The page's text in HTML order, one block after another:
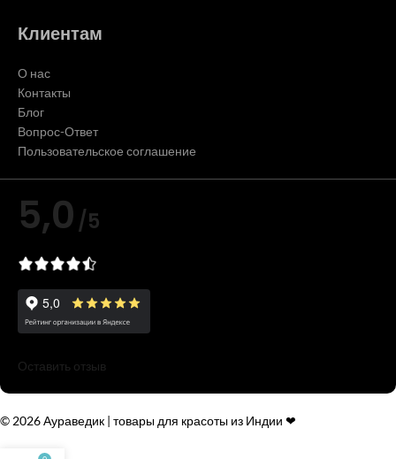
Клиентам
О нас
Контакты
Блог
Вопрос-Ответ
Пользовательское соглашение
5,0 /5
Оставить отзыв
© 2026 Аураведик | товары для красоты из Индии ❤